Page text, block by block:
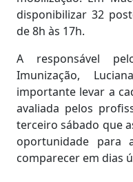
disponibilizar 32
de 8h às 17h.
A responsável
Imunização,
importante levar a
avaliada pelos
terceiro sábado que
oportunidade para
comparecer em dias